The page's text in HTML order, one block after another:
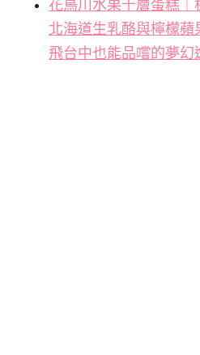
花鳥川水果千層蛋糕｜
北海道生乳酪與檸檬
飛台中也能品嚐的夢幻